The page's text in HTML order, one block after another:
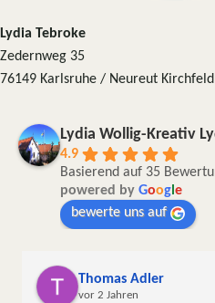
Lydia Tebroke
Zedernweg 35
76149 Karlsruhe / Neureut Kirchfeld
Lydia Wollig-Kreativ
4.9
Basierend auf 35
powered by Google
bewerte uns auf
Thomas Adler
vor 2 Jahren